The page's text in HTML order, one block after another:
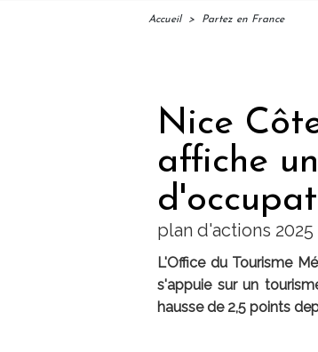
Accueil > Partez en France
Nice
affiche
plan d'actions 2025
L'Office du Tourisme
s'appuie sur un
hausse de 2,5 points